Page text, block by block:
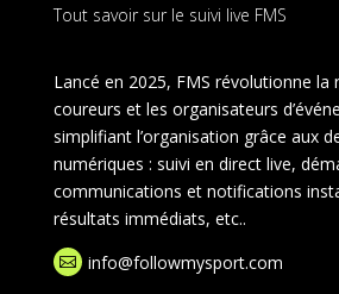
Tout savoir sur le suivi live FMS
Lancé en 2025, FMS révolutionne la
coureurs et les organisateurs
simplifiant l’organisation grâce aux
numériques : suivi en direct live,
communications et notifications
résultats immédiats, etc..
 info@followmysport.com